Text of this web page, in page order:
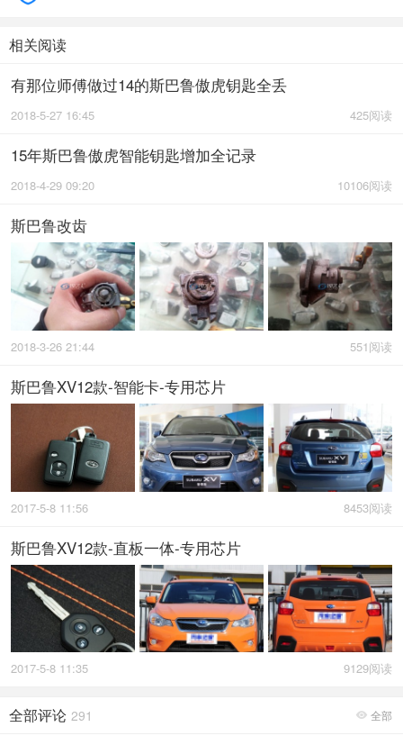
相关阅读
有那位师傅做过14的斯巴鲁傲虎钥匙全丢
425阅读
2018-5-27 16:45
15年斯巴鲁傲虎智能钥匙增加全记录
10106阅读
2018-4-29 09:20
斯巴鲁改齿
551阅读
2018-3-26 21:44
斯巴鲁XV12款-智能卡-专用芯片
8453阅读
2017-5-8 11:56
斯巴鲁XV12款-直板一体-专用芯片
9129阅读
2017-5-8 11:35
 全部
全部评论 291